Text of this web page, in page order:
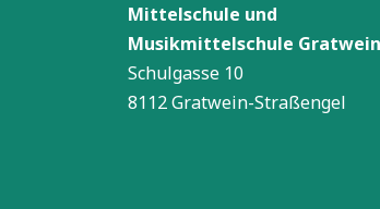
Mittelschule und
Musikmittelschule Gratwein
Schulgasse 10
8112 Gratwein-Straßengel